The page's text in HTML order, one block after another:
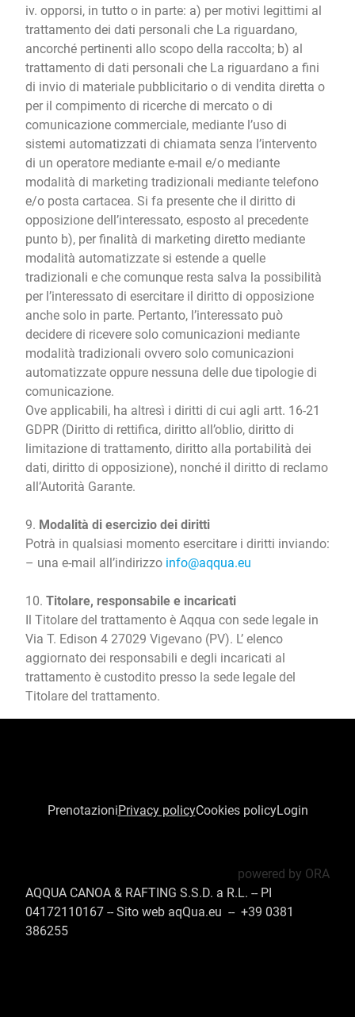
iv. opporsi, in tutto o in parte: a) per motivi legittimi al
trattamento dei dati personali che La riguardano,
ancorché pertinenti allo scopo della raccolta; b) al
trattamento di dati personali che La riguardano a fini
di invio di materiale pubblicitario o di vendita diretta o
per il compimento di ricerche di mercato o di
comunicazione commerciale, mediante l’uso di
sistemi automatizzati di chiamata senza l’intervento
di un operatore mediante e-mail e/o mediante
modalità di marketing tradizionali mediante telefono
e/o posta cartacea. Si fa presente che il diritto di
opposizione dell’interessato, esposto al precedente
punto b), per finalità di marketing diretto mediante
modalità automatizzate si estende a quelle
tradizionali e che comunque resta salva la possibilità
per l’interessato di esercitare il diritto di opposizione
anche solo in parte. Pertanto, l’interessato può
decidere di ricevere solo comunicazioni mediante
modalità tradizionali ovvero solo comunicazioni
automatizzate oppure nessuna delle due tipologie di
comunicazione.
Ove applicabili, ha altresì i diritti di cui agli artt. 16-21
GDPR (Diritto di rettifica, diritto all’oblio, diritto di
limitazione di trattamento, diritto alla portabilità dei
dati, diritto di opposizione), nonché il diritto di reclamo
all’Autorità Garante.
9. Modalità di esercizio dei diritti
Potrà in qualsiasi momento esercitare i diritti inviando:
– una e-mail all’indirizzo info@aqqua.eu
10. Titolare, responsabile e incaricati
Il Titolare del trattamento è Aqqua con sede legale in
Via T. Edison 4 27029 Vigevano (PV). L’ elenco
aggiornato dei responsabili e degli incaricati al
trattamento è custodito presso la sede legale del
Titolare del trattamento.
PrenotazioniPrivacy policyCookies policyLogin
powered by ORA
AQQUA CANOA & RAFTING S.S.D. a R.L. -- PI
04172110167 -- Sito web aqQua.eu -- +39 0381
386255